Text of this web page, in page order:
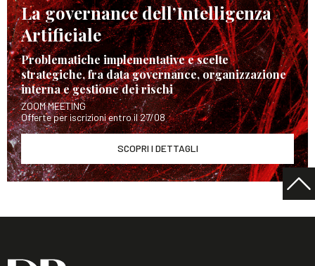
La governance dell’Intelligenza
Artificiale
Problematiche implementative e scelte
strategiche, fra data governance, organizzazione
interna e gestione dei rischi
ZOOM MEETING
Offerte per iscrizioni entro il 27/08
SCOPRI I DETTAGLI